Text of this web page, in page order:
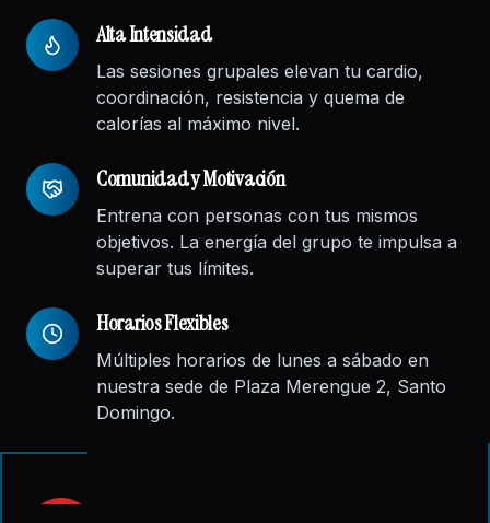
Alta Intensidad
Las sesiones grupales elevan tu cardio,
coordinación, resistencia y quema de
calorías al máximo nivel.
Comunidad y Motivación
Entrena con personas con tus mismos
objetivos. La energía del grupo te impulsa a
superar tus límites.
Horarios Flexibles
Múltiples horarios de lunes a sábado en
nuestra sede de Plaza Merengue 2, Santo
Domingo.